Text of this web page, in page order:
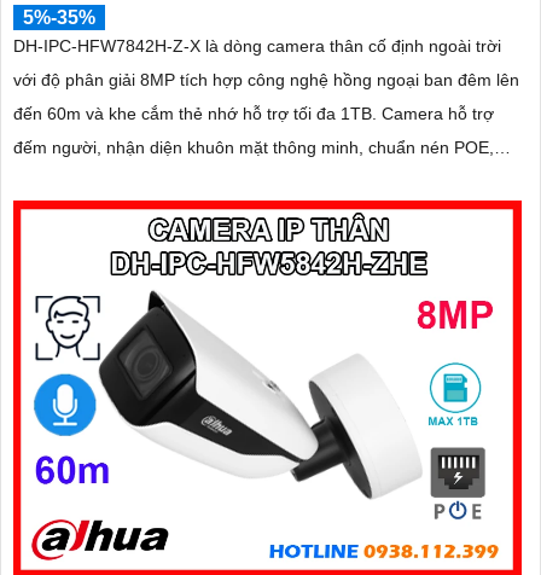
5%-35%
DH-IPC-HFW7842H-Z-X là dòng camera thân cố định ngoài trời
với độ phân giải 8MP tích hợp công nghệ hồng ngoại ban đêm lên
đến 60m và khe cắm thẻ nhớ hỗ trợ tối đa 1TB. Camera hỗ trợ
đếm người, nhận diện khuôn mặt thông minh, chuẩn nén POE,
sát ngoài trời, hỗ trợ tính năng quản lý chỗ đỗ xe hiệu quả cho các